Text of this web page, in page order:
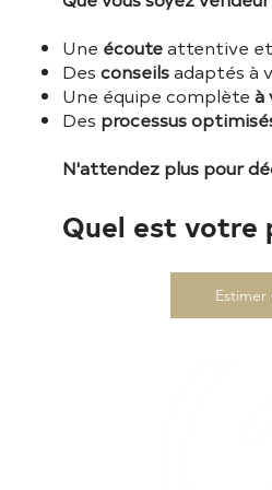
Une écouteattentive
Des conseilsadaptés à
Une équipe complète à
Des processus
N'attendez plus pour
Quel est votre